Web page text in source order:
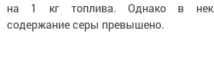
на 1 кг топлива. Однако в
содержание серы превышено.